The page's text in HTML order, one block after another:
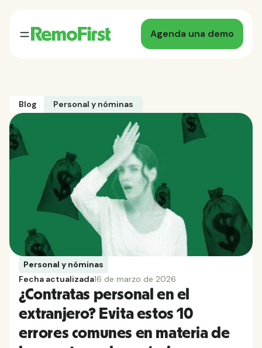
Agenda una demo
Blog Personal y nóminas
Personal y nóminas
Fecha actualizada16 de marzo de 2026
¿Contratas personal en el
extranjero? Evita estos 10
errores comunes en materia de